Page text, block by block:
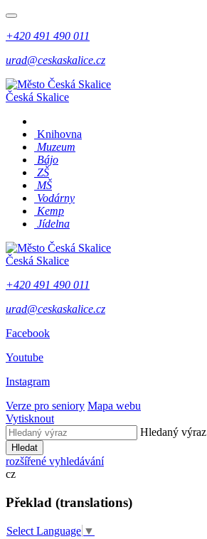
+420 491 490 011
urad@ceskaskalice.cz
Česká Skalice
Knihovna
Muzeum
Bájo
ZŠ
MŠ
Vodárny
Kemp
Jídelna
Česká Skalice
+420 491 490 011
urad@ceskaskalice.cz
Facebook
Youtube
Instagram
Verze pro seniory Mapa webu
Vytisknout
Hledaný výraz
Hledat
rozšířené vyhledávání
cz
Překlad (translations)
Select Language ▼